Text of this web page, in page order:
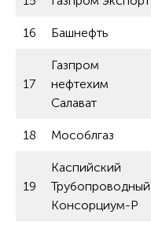
16 Башнефть
17
Газпром
нефтехим
Салават
18 Мособлгаз
19
Каспийский
Трубопроводный
Консорциум-Р